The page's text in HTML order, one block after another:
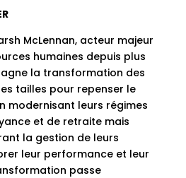
McLennan, acteur majeur
humaines depuis plus
la transformation des
tailles pour repenser le
modernisant leurs régimes
et de retraite mais
la gestion de leurs
leur performance et leur
passe